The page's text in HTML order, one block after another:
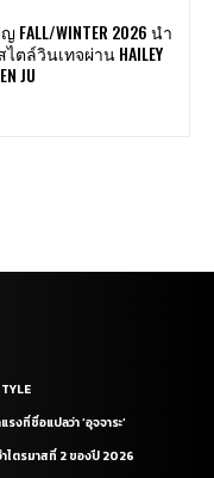
FALL/WINTER 2026 นำ
ตล์วินเทจผ่าน HAILEY
JU
งที่ชื่อแปลว่า ‘อุจจาระ’
ไตรมาสที่ 2 ของปี 2026